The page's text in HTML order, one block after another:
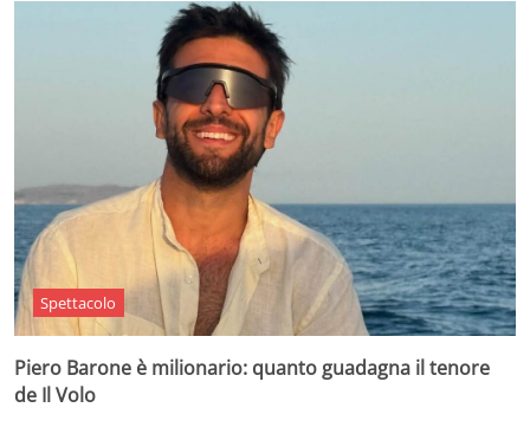
Spettacolo
Piero Barone è milionario: quanto guadagna il tenore
de Il Volo